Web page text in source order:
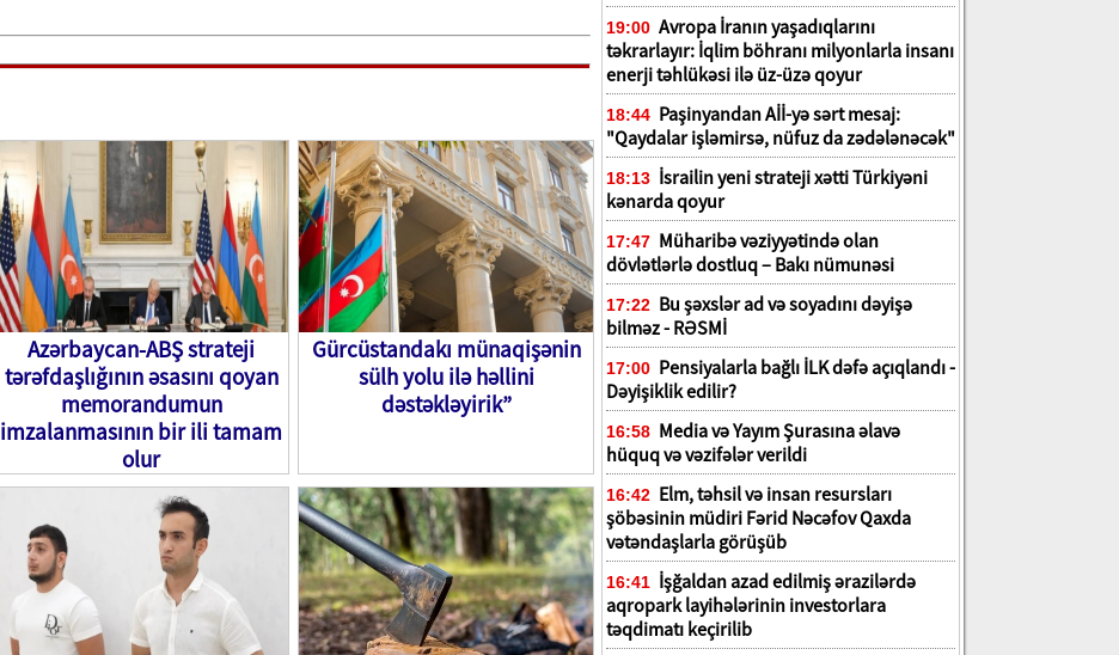
Azərbaycan-ABŞ strateji
tərəfdaşlığının əsasını qoyan
memorandumun
imzalanmasının bir ili tamam
olur
Gürcüstandakı münaqişənin
sülh yolu ilə həllini
dəstəkləyirik”
19:00 Avropa İranın yaşadıqlarını
təkrarlayır: İqlim böhranı milyonlarla insanı
enerji təhlükəsi ilə üz-üzə qoyur
18:44 Paşinyandan Aİİ-yə sərt mesaj:
"Qaydalar işləmirsə, nüfuz da zədələnəcək"
18:13 İsrailin yeni strateji xətti Türkiyəni
kənarda qoyur
17:47 Müharibə vəziyyətində olan
dövlətlərlə dostluq – Bakı nümunəsi
17:22 Bu şəxslər ad və soyadını dəyişə
bilməz - RƏSMİ
17:00 Pensiyalarla bağlı İLK dəfə açıqlandı -
Dəyişiklik edilir?
16:58 Media və Yayım Şurasına əlavə
hüquq və vəzifələr verildi
16:42 Elm, təhsil və insan resursları
şöbəsinin müdiri Fərid Nəcəfov Qaxda
vətəndaşlarla görüşüb
16:41 İşğaldan azad edilmiş ərazilərdə
aqropark layihələrinin investorlara
təqdimatı keçirilib